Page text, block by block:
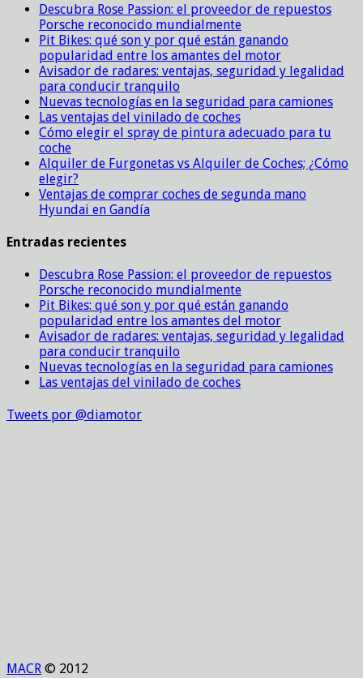
Descubra Rose Passion: el proveedor de repuestos
Porsche reconocido mundialmente
Pit Bikes: qué son y por qué están ganando
popularidad entre los amantes del motor
Avisador de radares: ventajas, seguridad y legalidad
para conducir tranquilo
Nuevas tecnologías en la seguridad para camiones
Las ventajas del vinilado de coches
Cómo elegir el spray de pintura adecuado para tu
coche
Alquiler de Furgonetas vs Alquiler de Coches; ¿Cómo
elegir?
Ventajas de comprar coches de segunda mano
Hyundai en Gandía
Entradas recientes
Descubra Rose Passion: el proveedor de repuestos
Porsche reconocido mundialmente
Pit Bikes: qué son y por qué están ganando
popularidad entre los amantes del motor
Avisador de radares: ventajas, seguridad y legalidad
para conducir tranquilo
Nuevas tecnologías en la seguridad para camiones
Las ventajas del vinilado de coches
Tweets por @diamotor
MACR © 2012